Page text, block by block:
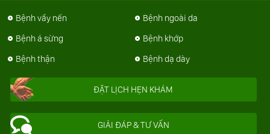
Bệnh vẩy nến
Bệnh ngoài da
Bệnh á sừng
Bệnh khớp
Bệnh thận
Bệnh dạ dày
ĐẶT LỊCH HẸN KHÁM
GIẢI ĐÁP & TƯ VẤN